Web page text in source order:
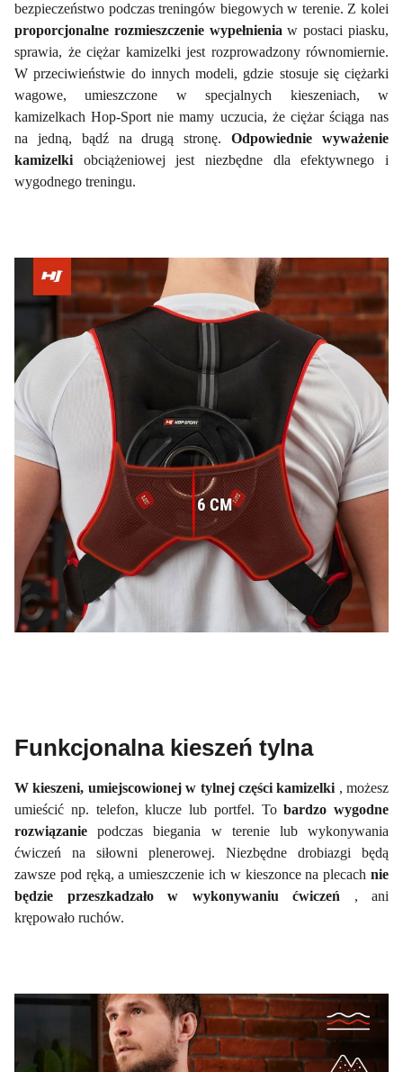
bezpieczeństwo podczas treningów biegowych w terenie. Z kolei
proporcjonalne rozmieszczenie wypełnieniaw postaci piasku,
sprawia, że ciężar kamizelki jest rozprowadzony równomiernie.
W przeciwieństwie do innych modeli, gdzie stosuje się ciężarki
wagowe, umieszczone w specjalnych kieszeniach, w
kamizelkach Hop-Sport nie mamy uczucia, że ciężar ściąga nas
na jedną, bądź na drugą stronę.Odpowiednie wyważenie
kamizelki obciążeniowej jest niezbędne dla efektywnego i
wygodnego treningu.
Funkcjonalna kieszeń tylna
W kieszeni, umiejscowionej w tylnej części kamizelki , możesz
umieścić np. telefon, klucze lub portfel. Tobardzo wygodne
rozwiązaniepodczas biegania w terenie lub wykonywania
ćwiczeń na siłowni plenerowej. Niezbędne drobiazgi będą
zawsze pod ręką, a umieszczenie ich w kieszonce na plecach nie
będzie przeszkadzało w wykonywaniu ćwiczeń , ani
krępowało ruchów.